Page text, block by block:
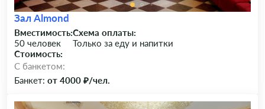
Зал Almond
Вместимость:
50 человек
Схема оплаты:
Только за еду и напитки
Стоимость:
C банкетом:
Банкет: от 4000 ₽/чел.